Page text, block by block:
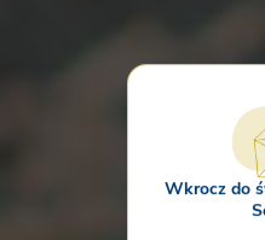
Wkrocz do